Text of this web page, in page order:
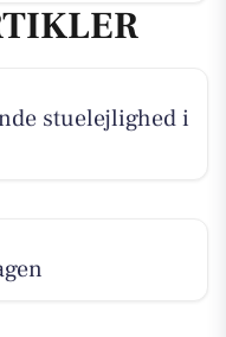
stuelejlighed i